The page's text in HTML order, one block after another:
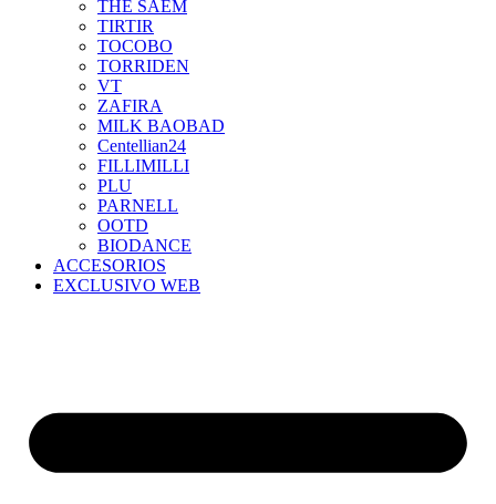
THE SAEM
TIRTIR
TOCOBO
TORRIDEN
VT
ZAFIRA
MILK BAOBAD
Centellian24
FILLIMILLI
PLU
PARNELL
OOTD
BIODANCE
ACCESORIOS
EXCLUSIVO WEB